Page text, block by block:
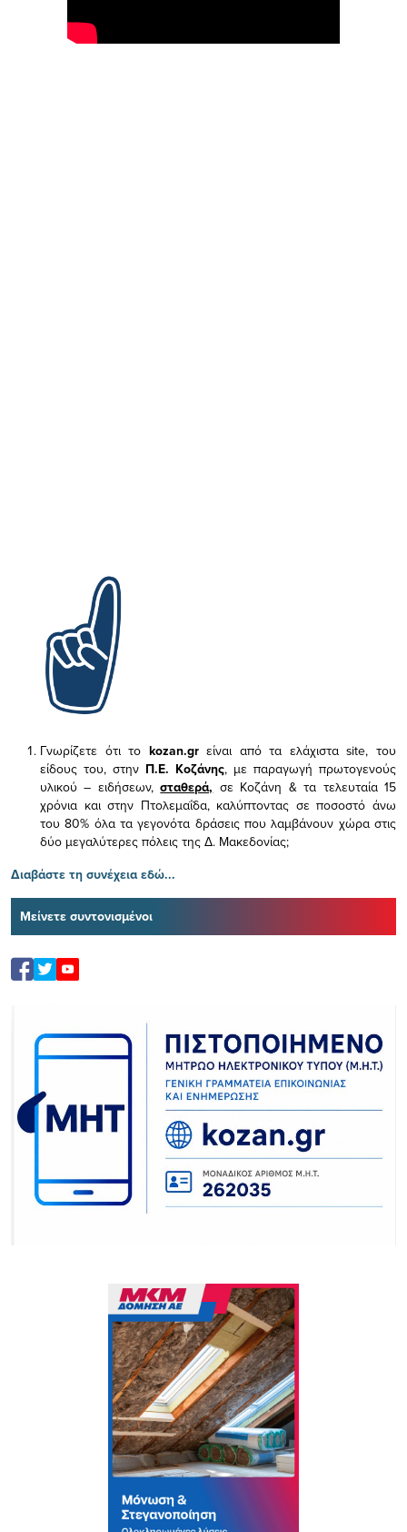
Γνωρίζετε ότι το kozan.gr είναι από τα ελάχισταsite, του
είδους του, στην Π.Ε. Κοζάνης, με παραγωγή πρωτογενούς
υλικού – ειδήσεων,σταθερά, σε Κοζάνη & τα τελευταία 15
χρόνια και στην Πτολεμαΐδα, καλύπτοντας σε ποσοστό άνω
του 80% όλα τα γεγονότα δράσεις που λαμβάνουν χώρα στις
δύο μεγαλύτερες πόλεις της Δ. Μακεδονίας;
Διαβάστε τη συνέχεια εδώ...
Μείνετε συντονισμένοι